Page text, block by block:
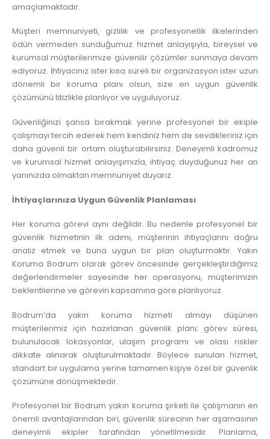
amaçlamaktadır.
Müşteri memnuniyeti, gizlilik ve profesyonellik ilkelerinden
ödün vermeden sunduğumuz hizmet anlayışıyla, bireysel ve
kurumsal müşterilerimize güvenilir çözümler sunmaya devam
ediyoruz. İhtiyacınız ister kısa süreli bir organizasyon ister uzun
dönemli bir koruma planı olsun, size en uygun güvenlik
çözümünü titizlikle planlıyor ve uyguluyoruz.
Güvenliğinizi şansa bırakmak yerine profesyonel bir ekiple
çalışmayı tercih ederek hem kendiniz hem de sevdikleriniz için
daha güvenli bir ortam oluşturabilirsiniz. Deneyimli kadromuz
ve kurumsal hizmet anlayışımızla, ihtiyaç duyduğunuz her an
yanınızda olmaktan memnuniyet duyarız.
İhtiyaçlarınıza Uygun Güvenlik Planlaması
Her koruma görevi aynı değildir. Bu nedenle profesyonel bir
güvenlik hizmetinin ilk adımı, müşterinin ihtiyaçlarını doğru
analiz etmek ve buna uygun bir plan oluşturmaktır. Yakın
Koruma Bodrum olarak görev öncesinde gerçekleştirdiğimiz
değerlendirmeler sayesinde her operasyonu, müşterimizin
beklentilerine ve görevin kapsamına göre planlıyoruz.
Bodrum’da yakın koruma hizmeti almayı düşünen
müşterilerimiz için hazırlanan güvenlik planı; görev süresi,
bulunulacak lokasyonlar, ulaşım programı ve olası riskler
dikkate alınarak oluşturulmaktadır. Böylece sunulan hizmet,
standart bir uygulama yerine tamamen kişiye özel bir güvenlik
çözümüne dönüşmektedir.
Profesyonel bir Bodrum yakın koruma şirketi ile çalışmanın en
önemli avantajlarından biri, güvenlik sürecinin her aşamasının
deneyimli ekipler tarafından yönetilmesidir. Planlama,